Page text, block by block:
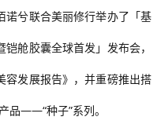
诺兮联合美丽修行举办了「基
舱胶囊全球首发」发布会，
容发展报告》，并重磅推出搭
品——“种子”系列。